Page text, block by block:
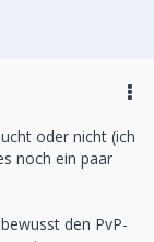
oder nicht (ich
noch ein paar
den PvP-